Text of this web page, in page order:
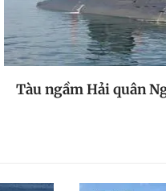
Tàu ngầm Hải quân